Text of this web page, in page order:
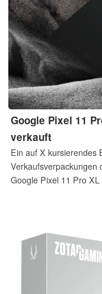
Google Pixel 11
verkauft
Ein auf X kursierendes
Verkaufsverpackungen
Google Pixel 11 Pro
Graumarkt angeblich
werden.